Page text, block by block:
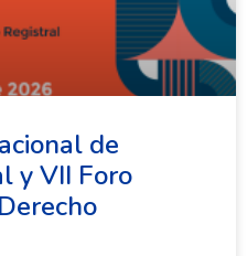
de
y VII Foro